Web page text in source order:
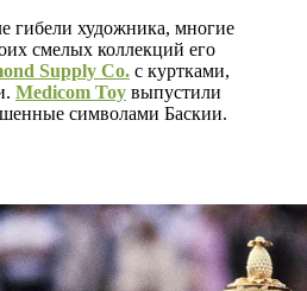
гибели художника, многие
смелых коллекций его
Supply Co. с куртками,
Medicom Toy выпустили
символами Баскии.